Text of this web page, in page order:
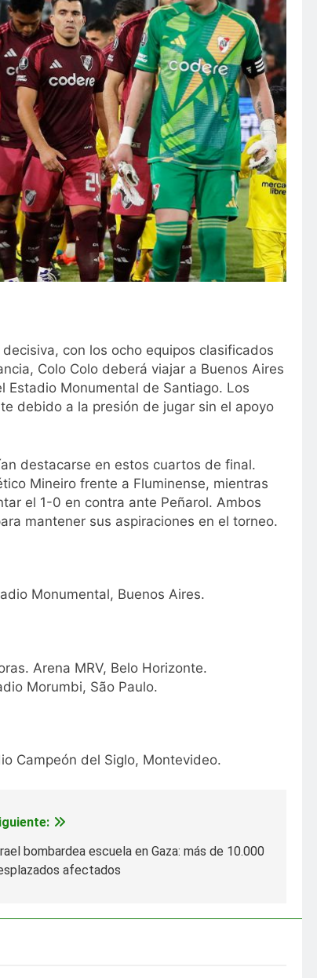
con los ocho equipos clasificados
Colo Colo deberá viajar a Buenos Aires
Estadio Monumental de Santiago. Los
debido a la presión de jugar sin el apoyo
destacarse en estos cuartos de final.
Mineiro frente a Fluminense, mientras
el 1-0 en contra ante Peñarol. Ambos
mantener sus aspiraciones en el torneo.
Monumental, Buenos Aires.
Arena MRV, Belo Horizonte.
Morumbi, São Paulo.
Campeón del Siglo, Montevideo.
bombardea escuela en Gaza: más de 10.000
afectados